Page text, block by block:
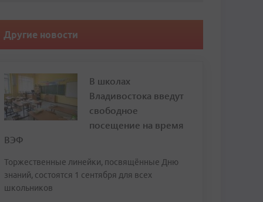
Другие новости
В школах
Владивостока введут
свободное
посещение на время
ВЭФ
Торжественные линейки, посвящённые Дню
знаний, состоятся 1 сентября для всех
школьников